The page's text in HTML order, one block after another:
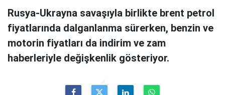
Rusya-Ukrayna savaşıyla birlikte brent petrol
fiyatlarında dalganlanma sürerken, benzin ve
motorin fiyatları da indirim ve zam
haberleriyle değişkenlik gösteriyor.